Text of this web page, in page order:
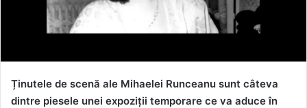
Ținutele de scenă ale Mihaelei Runceanu sunt câteva
dintre piesele unei expoziții temporare ce va aduce în